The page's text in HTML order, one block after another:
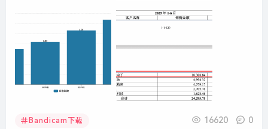
Bandicam下载 16620 0